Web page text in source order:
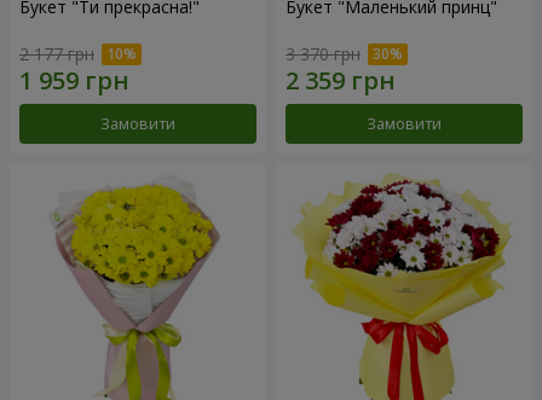
Букет "Ти прекрасна!"
2 177 грн
Замовити
Букет "Маленький принц"
3 370 грн
Замовити